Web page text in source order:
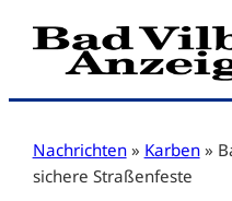
Zum
Inhalt
Nachrichten » Karben »
sichere Straßenfeste